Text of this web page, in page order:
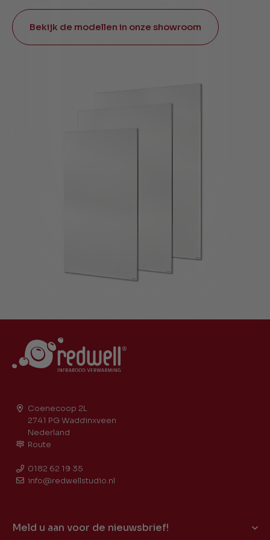
Bekijk de modellen in onze showroom
Coenecoop 2L
2741 PG Waddinxveen
Nederland
Route
0182 62 19 35
info@redwellstudio.nl
Meld u aan voor de nieuwsbrief!